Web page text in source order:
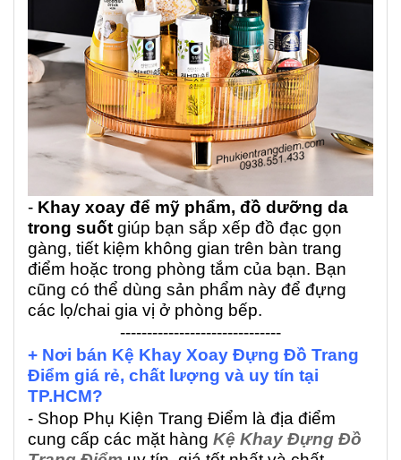
- Khay xoay để mỹ phẩm, đồ dưỡng da
trong suốt giúp bạn sắp xếp đồ đạc gọn
gàng, tiết kiệm không gian trên bàn trang
điểm hoặc trong phòng tắm của bạn. Bạn
cũng có thể dùng sản phẩm này để đựng
các lọ/chai gia vị ở phòng bếp.
------------------------------
+ Nơi bán Kệ Khay Xoay Đựng Đồ Trang
Điểm giá rẻ, chất lượng và uy tín tại
TP.HCM?
- Shop Phụ Kiện Trang Điểm là địa điểm
cung cấp các mặt hàng Kệ Khay Đựng Đồ